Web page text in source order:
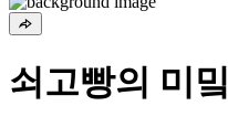
쇠고빵의 미밐